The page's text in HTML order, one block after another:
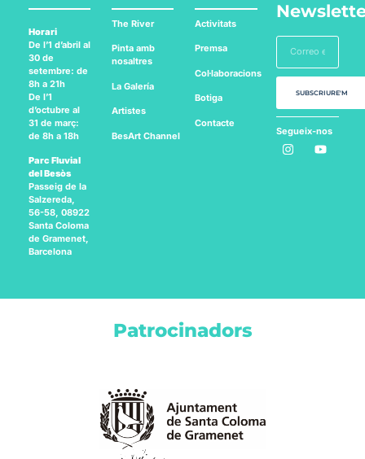
Horari
De l’1 d’abril al
30 de
setembre: de
8h a 21h
De l’1
d’octubre al
31 de març:
de 8h a 18h
Parc Fluvial
del Besòs
Passeig de la
Salzereda,
56-58, 08922
Santa Coloma
de Gramenet,
Barcelona
The River
Pinta amb
nosaltres
La Galería
Artistes
BesArt Channel
Activitats
Premsa
Col·laboracions
Botiga
Contacte
SUBSCRIURE'M
Segueix-nos
a:
Patrocinadors